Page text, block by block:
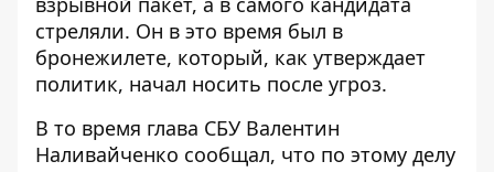
стреляли. Он в это время был в
бронежилете, который, как утверждает
политик, начал носить после угроз.
В то время глава СБУ Валентин
Наливайченко сообщал, что по этому делу